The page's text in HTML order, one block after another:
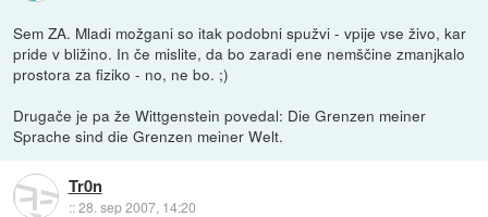
Sem ZA. Mladi možgani so itak podobni spužvi - vpije vse živo, kar
pride v bližino. In če mislite, da bo zaradi ene nemščine zmanjkalo
prostora za fiziko - no, ne bo. ;)
Drugače je pa že Wittgenstein povedal: Die Grenzen meiner
Sprache sind die Grenzen meiner Welt.
Tr0n
::28. sep 2007, 14:20